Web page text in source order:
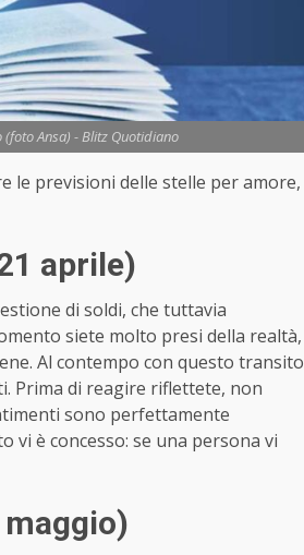
Ansa) - Blitz Quotidiano
le previsioni delle stelle per amore,
aprile)
di soldi, che tuttavia
siete molto presi della realtà,
Al contempo con questo transito
Prima di reagire riflettete, non
sono perfettamente
vi è concesso: se una persona vi